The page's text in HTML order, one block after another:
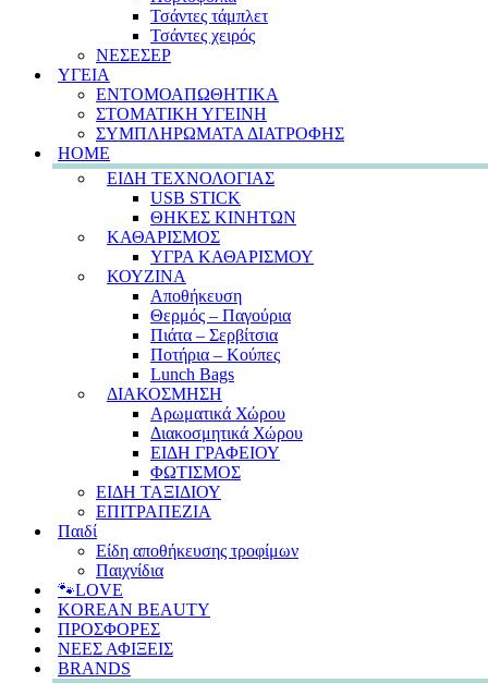
Τσάντες τάμπλετ
Τσάντες χειρός
ΝΕΣΕΣΕΡ
ΥΓΕΙΑ
ΕΝΤΟΜΟΑΠΩΘΗΤΙΚΑ
ΣΤΟΜΑΤΙΚΗ ΥΓΕΙΝΗ
ΣΥΜΠΛΗΡΩΜΑΤΑ ΔΙΑΤΡΟΦΗΣ
HOME
ΕΙΔΗ ΤΕΧΝΟΛΟΓΙΑΣ
USB STICK
ΘΗΚΕΣ ΚΙΝΗΤΩΝ
ΚΑΘΑΡΙΣΜΟΣ
ΥΓΡΑ ΚΑΘΑΡΙΣΜΟΥ
ΚΟΥΖΙΝΑ
Αποθήκευση
Θερμός – Παγούρια
Πιάτα – Σερβίτσια
Ποτήρια – Κούπες
Lunch Bags
ΔΙΑΚΟΣΜΗΣΗ
Αρωματικά Χώρου
Διακοσμητικά Χώρου
ΕΙΔΗ ΓΡΑΦΕΙΟΥ
ΦΩΤΙΣΜΟΣ
ΕΙΔΗ ΤΑΞΙΔΙΟΥ
ΕΠΙΤΡΑΠΕΖΙΑ
Παιδί
Είδη αποθήκευσης τροφίμων
Παιχνίδια
🐾LOVE
KOREAN BEAUTY
ΠΡΟΣΦΟΡΕΣ
ΝΕΕΣ ΑΦΙΞΕΙΣ
BRANDS